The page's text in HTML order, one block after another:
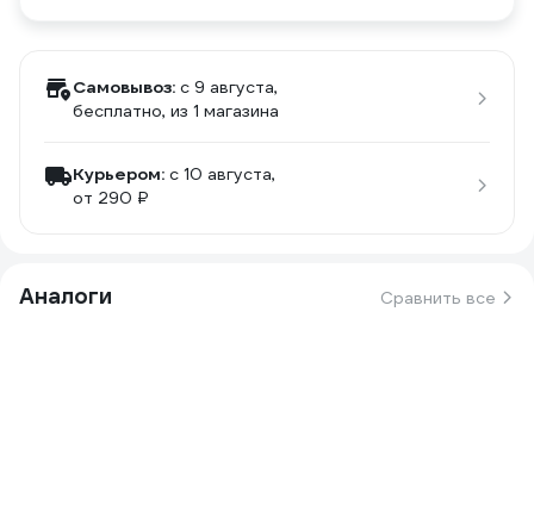
Самовывоз: c 9 августа,
бесплатно, из 1 магазина
Курьером: c 10 августа,
от 290 ₽
Аналоги Сравнить все